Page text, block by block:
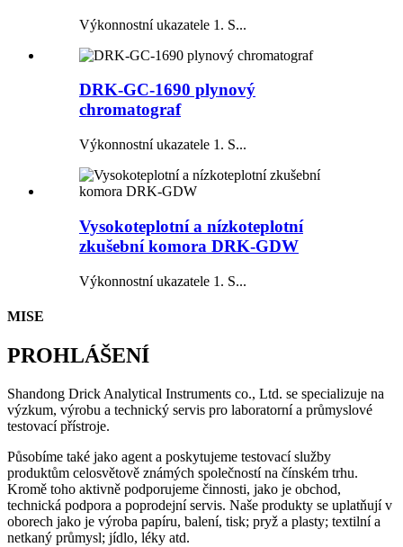
Výkonnostní ukazatele 1. S...
DRK-GC-1690 plynový
chromatograf
Výkonnostní ukazatele 1. S...
Vysokoteplotní a nízkoteplotní
zkušební komora DRK-GDW
Výkonnostní ukazatele 1. S...
MISE
PROHLÁŠENÍ
Shandong Drick Analytical Instruments co., Ltd. se specializuje na
výzkum, výrobu a technický servis pro laboratorní a průmyslové
testovací přístroje.
Působíme také jako agent a poskytujeme testovací služby
produktům celosvětově známých společností na čínském trhu.
Kromě toho aktivně podporujeme činnosti, jako je obchod,
technická podpora a poprodejní servis. Naše produkty se uplatňují v
oborech jako je výroba papíru, balení, tisk; pryž a plasty; textilní a
netkaný průmysl; jídlo, léky atd.